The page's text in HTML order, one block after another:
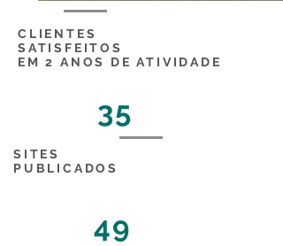
CLIENTES
SATISFEITOS
EM 2 ANOS DE ATIVIDADE
35
SITES
PUBLICADOS
49